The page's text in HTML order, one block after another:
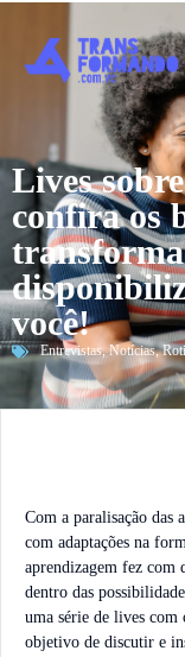
Lives
confira os
você!
Entrevistas,Notícias,
Com a paralisação das
com adaptações na
aprendizagem fez com
dentro das
uma série de lives com
objetivo de discutir e